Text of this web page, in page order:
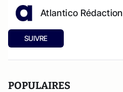
Atlantico Rédaction
SUIVRE
POPULAIRES